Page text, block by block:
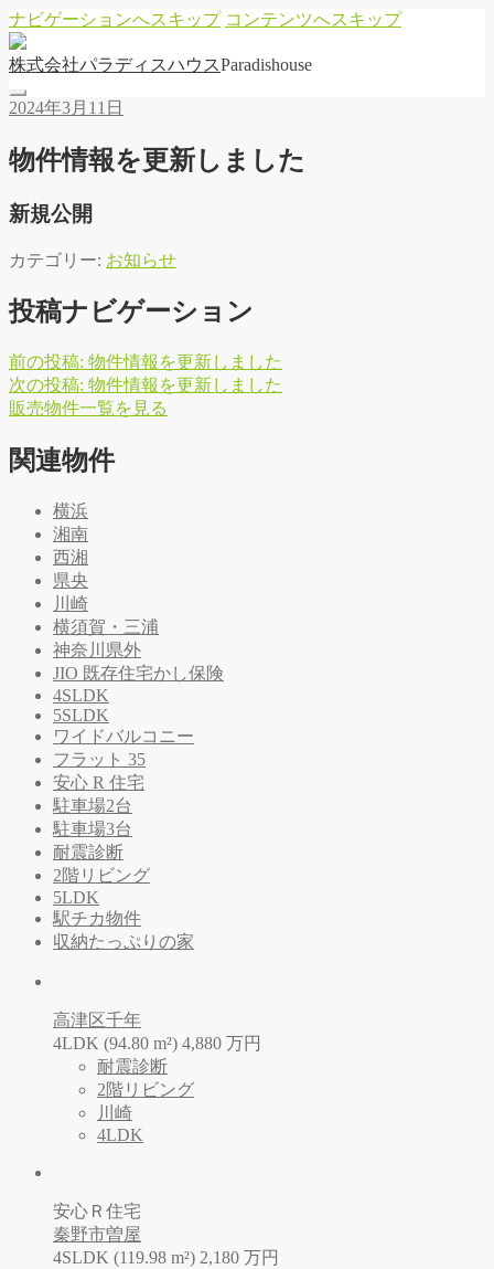
ナビゲーションへスキップ コンテンツへスキップ
株式会社パラディ スハウ スParadishouse
2024年3月11日
物件情報を更新しました
新規公開
カテゴリー: お知らせ
投稿ナビゲーション
前の投稿: 物件情報を更新しました
次の投稿: 物件情報を更新しました
販売物件一覧を 見る
関連物件
横浜
湘南
西湘
県央
川崎
横須賀・三浦
神奈川県外
JIO 既存住宅かし保険
4SLDK
5SLDK
ワイドバルコニー
フラット 35
安心 R 住宅
駐車場2台
駐車場3台
耐震診断
2階リビング
5LDK
駅チカ物件
収納たっぷりの家
高津区千年
4LDK (94.80 m²) 4,880 万円
耐震診断
2階リビング
川崎
4LDK
安心Ｒ住宅
秦野市曽屋
4SLDK (119.98 m²) 2,180 万円